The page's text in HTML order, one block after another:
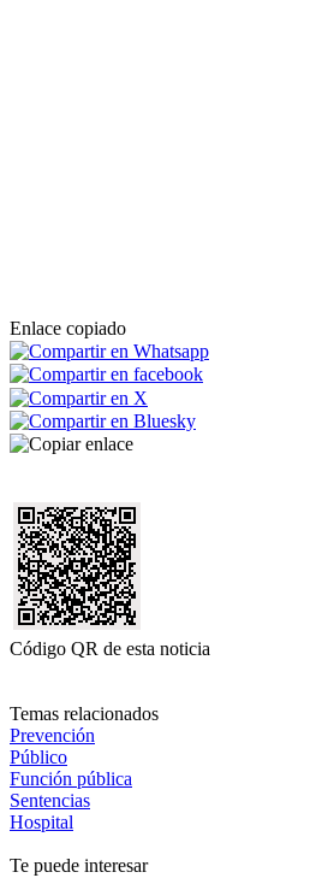
Enlace copiado
Código QR de esta noticia
Temas relacionados
Prevención
Público
Función pública
Sentencias
Hospital
Te puede interesar